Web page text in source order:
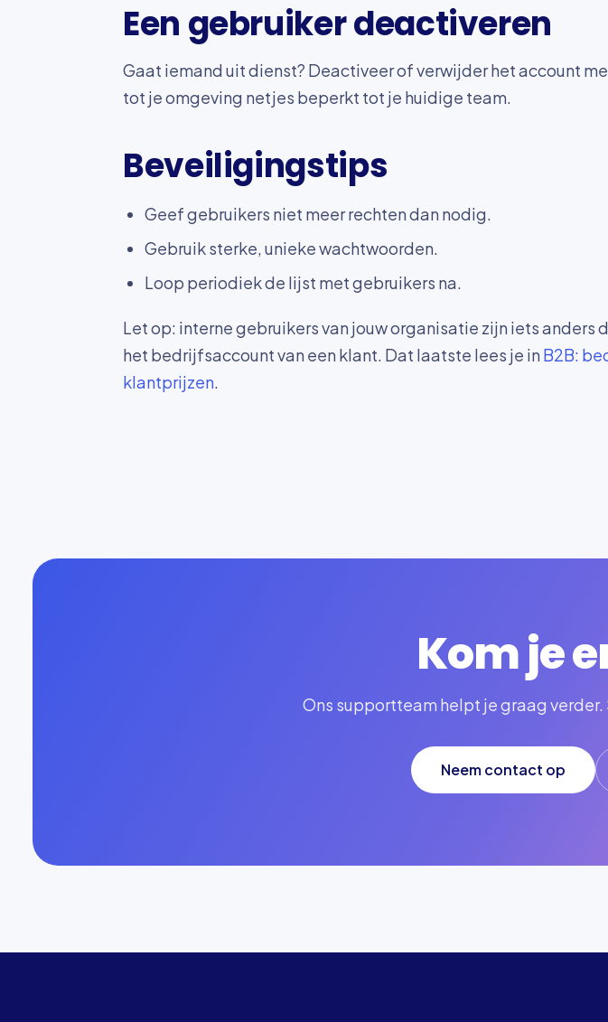
Een gebruiker deactiveren
Gaat iemand uit dienst? Deactiveer of verwijder het account
tot je omgeving netjes beperkt tot je huidige team.
Beveiligingstips
Geef gebruikers niet meer rechten dan nodig.
Gebruik sterke, unieke wachtwoorden.
Loop periodiek de lijst met gebruikers na.
Let op: interne gebruikers van jouw organisatie zijn iets anders
het bedrijfsaccount van een klant. Dat laatste lees je in B2B:
klantprijzen.
Kom je
Ons supportteam helpt je graag
Neem contact op